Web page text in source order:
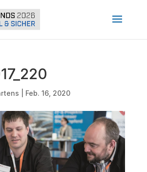
Feb. 16, 2020